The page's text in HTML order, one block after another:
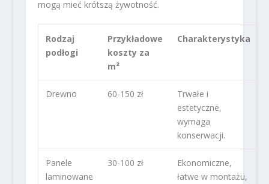
mogą mieć krótszą żywotność.
Rodzaj
podłogi
Przykładowe
koszty za
m²
Charakterystyka
Drewno 60-150 zł
Trwałe i
estetyczne,
wymaga
konserwacji.
Panele
laminowane
30-100 zł
Ekonomiczne,
łatwe w montażu,